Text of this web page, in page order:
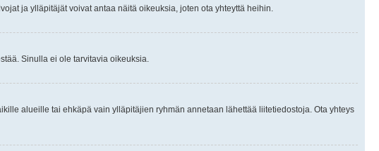
ja ylläpitäjät voivat antaa näitä oikeuksia, joten ota yhteyttä heihin.
Sinulla ei ole tarvitavia oikeuksia.
alueille tai ehkäpä vain ylläpitäjien ryhmän annetaan lähettää liitetiedostoja. Ota yhteys